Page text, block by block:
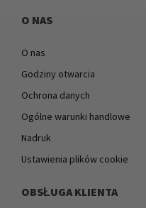
O NAS
O nas
Godziny otwarcia
Ochrona danych
Ogólne warunki handlowe
Nadruk
Ustawienia plików cookie
OBSŁUGA KLIENTA